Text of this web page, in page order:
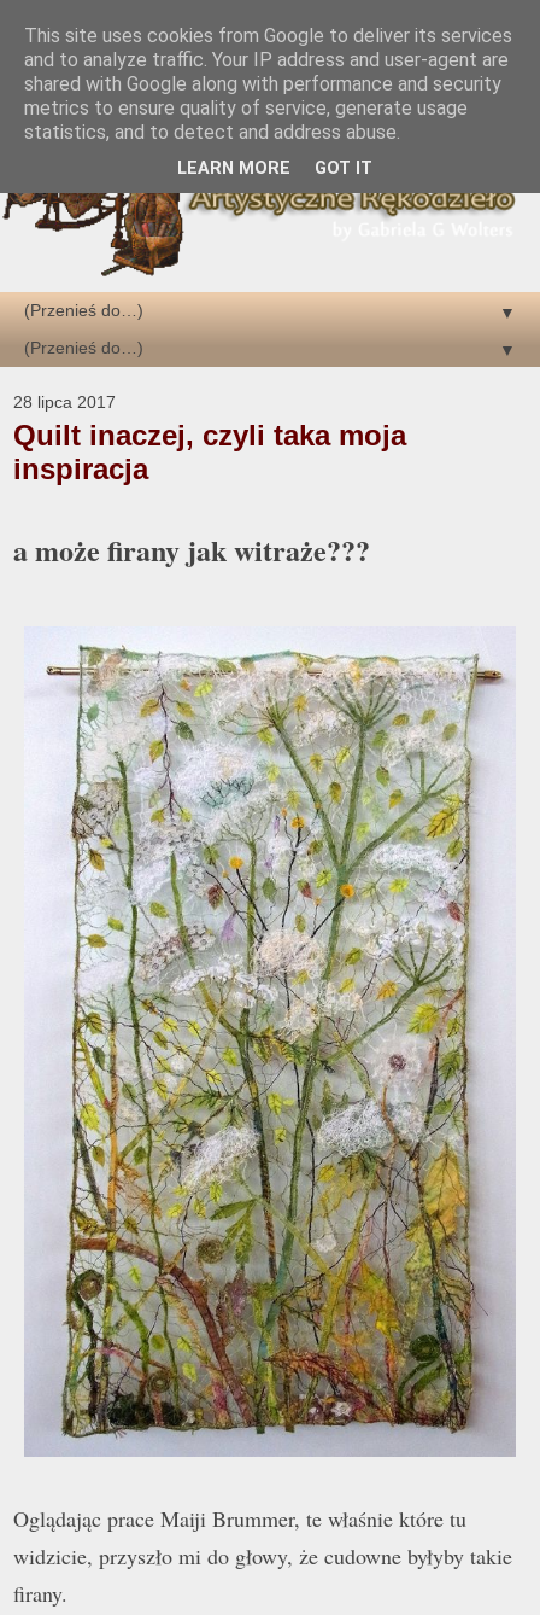
▼
▼
28 lipca 2017
Quilt inaczej, czyli taka moja
inspiracja
a może firany jak witraże???
Oglądając prace Maiji Brummer, te właśnie które tu
widzicie, przyszło mi do głowy, że cudowne byłyby takie
firany.
This site uses cookies from Google to deliver its services
and to analyze traffic. Your IP address and user-agent are
shared with Google along with performance and security
metrics to ensure quality of service, generate usage
statistics, and to detect and address abuse.
LEARN MORE GOT IT